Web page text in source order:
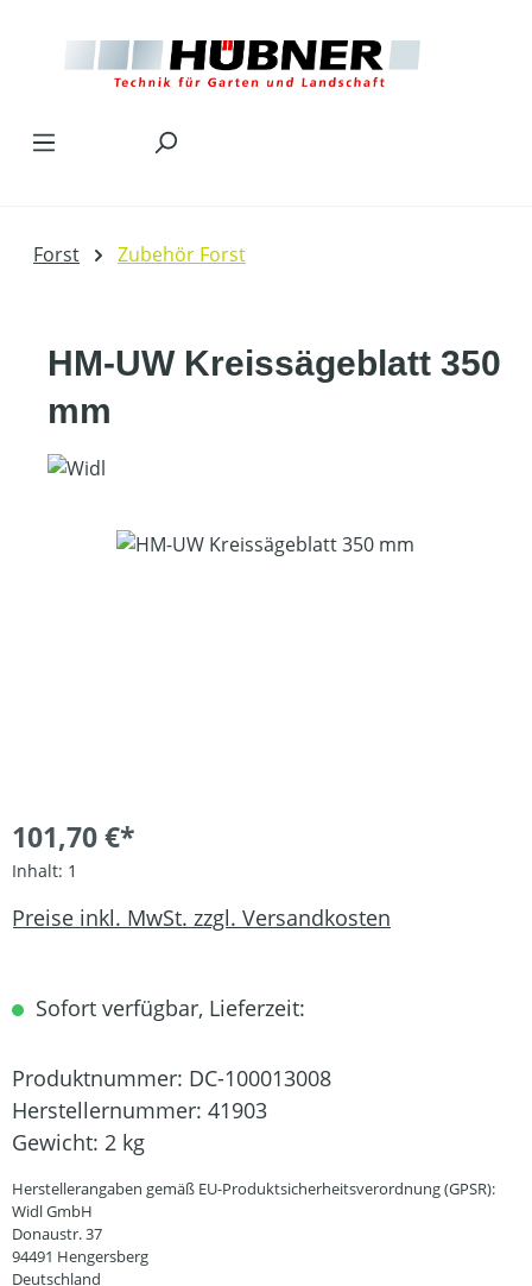
Forst Zubehör Forst
HM-UW Kreissägeblatt 350
mm
Bildergalerie überspringen
101,70 €*
Inhalt: 1
Preise inkl. MwSt. zzgl. Versandkosten
Sofort verfügbar, Lieferzeit:
Produktnummer: DC-100013008
Herstellernummer: 41903
Gewicht: 2 kg
Herstellerangaben gemäß EU-Produktsicherheitsverordnung (GPSR):
Widl GmbH
Donaustr. 37
94491 Hengersberg
Deutschland